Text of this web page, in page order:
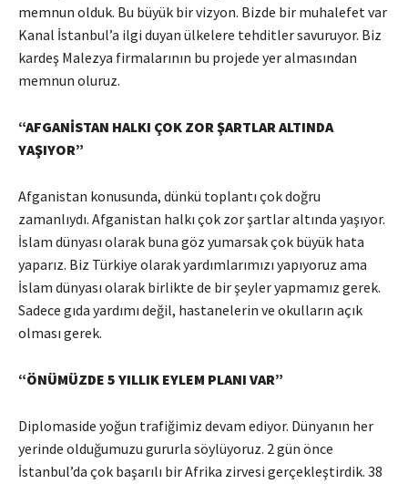
memnun olduk. Bu büyük bir vizyon. Bizde bir muhalefet var
Kanal İstanbul’a ilgi duyan ülkelere tehditler savuruyor. Biz
kardeş Malezya firmalarının bu projede yer almasından
memnun oluruz.
“AFGANİSTAN HALKI ÇOK ZOR ŞARTLAR ALTINDA
YAŞIYOR”
Afganistan konusunda, dünkü toplantı çok doğru
zamanlıydı. Afganistan halkı çok zor şartlar altında yaşıyor.
İslam dünyası olarak buna göz yumarsak çok büyük hata
yaparız. Biz Türkiye olarak yardımlarımızı yapıyoruz ama
İslam dünyası olarak birlikte de bir şeyler yapmamız gerek.
Sadece gıda yardımı değil, hastanelerin ve okulların açık
olması gerek.
“ÖNÜMÜZDE 5 YILLIK EYLEM PLANI VAR”
Diplomaside yoğun trafiğimiz devam ediyor. Dünyanın her
yerinde olduğumuzu gururla söylüyoruz. 2 gün önce
İstanbul’da çok başarılı bir Afrika zirvesi gerçekleştirdik. 38